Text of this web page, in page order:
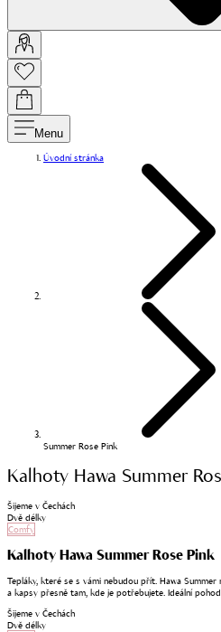
Menu
Úvodní stránka
Summer Rose Pink
Kalhoty Hawa Summer
Šijeme v Čechách
Dvě délky
Comfy
Kalhoty Hawa Summer Rose Pink
Tepláky, které se s vámi nebudou přít. Hawa
a kapsy přesně tam, kde je potřebujete. Ideální
Šijeme v Čechách
Dvě délky